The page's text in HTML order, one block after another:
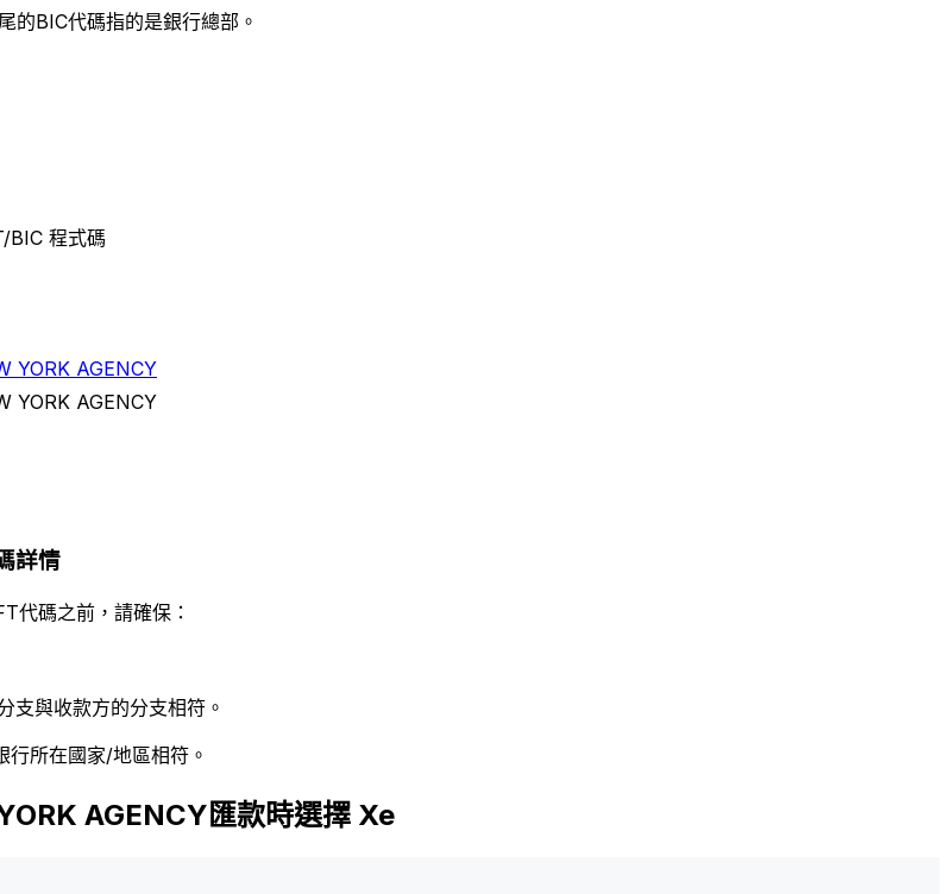
的BIC代碼指的是銀行總部。
BIC 程式碼
YORK AGENCY
YORK AGENCY
詳情
代碼之前，請確保：
支與收款方的分支相符。
所在國家/地區相符。
AGENCY匯款時選擇 Xe